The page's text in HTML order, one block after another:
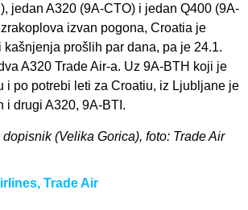
jedan A320 (9A-CTO) i jedan Q400 (9A-
izvan pogona, Croatia je
prošlih par dana, pa je 24.1.
A320 Trade Air-a. Uz 9A-BTH koji je
i po potrebi leti za Croatiu, iz Ljubljane je
i drugi A320, 9A-BTI.
(Velika Gorica), foto: Trade Air
, Trade Air